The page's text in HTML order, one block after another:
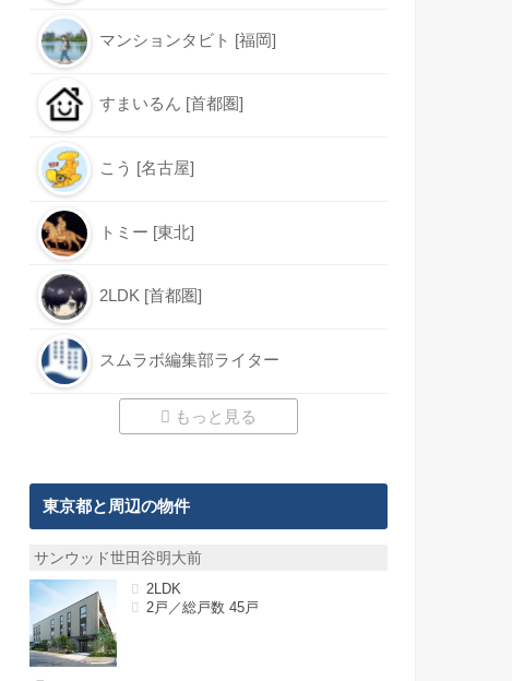
マンションタビト [福岡]
すまいるん [首都圏]
こう [名古屋]
トミー [東北]
2LDK [首都圏]
スムラボ編集部ライター
もっと見る
東京都と周辺の物件
サンウッド世田谷明大前
2LDK
2戸／総戸数 45戸